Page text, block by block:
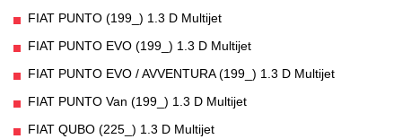
FIAT PUNTO (199_) 1.3 D Multijet
FIAT PUNTO EVO (199_) 1.3 D Multijet
FIAT PUNTO EVO / AVVENTURA (199_) 1.3 D Multijet
FIAT PUNTO Van (199_) 1.3 D Multijet
FIAT QUBO (225_) 1.3 D Multijet